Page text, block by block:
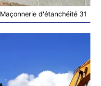
Maçonnerie d'étanchéité 31